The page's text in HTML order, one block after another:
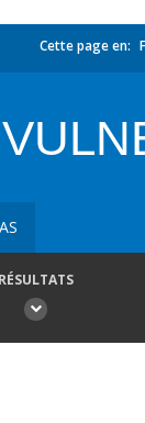
Cette page en:
RÉSULTATS